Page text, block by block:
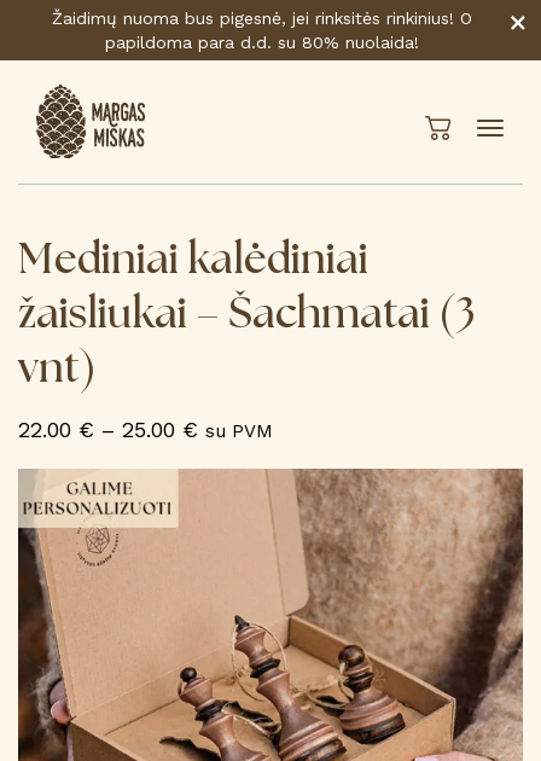
Žaidimų nuoma bus pigesnė, jei rinksitės rinkinius! O
papildoma para d.d. su 80% nuolaida!
Mediniai kalėdiniai
žaisliukai – Šachmatai (3
vnt)
22.00 € – 25.00 € Price
22.00 €
through
su PVM